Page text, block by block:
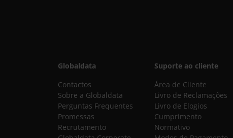
Globaldata
Contactos
Sobre a Globaldata
Perguntas Frequentes
Promessas
Recrutamento
Suporte ao cliente
Área de Cliente
Livro de Reclamações
Livro de Elogios
Cumprimento
Normativo